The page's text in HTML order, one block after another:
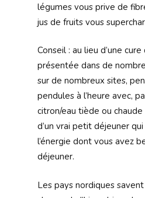
légumes vous prive de
jus de fruits vous
Conseil : au lieu d’une
présentée dans de
sur de nombreux sites,
pendules à l’heure avec,
citron/eau tiède ou chaude
d’un vrai petit déjeuner
l’énergie dont vous avez
déjeuner.
Les pays nordiques